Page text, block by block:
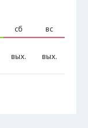
сб
вых.
вс
вых.